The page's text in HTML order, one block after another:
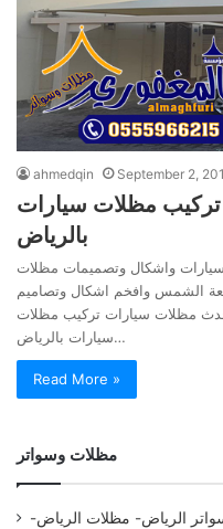
ahmedqin September 2,
مظلات سيارات
بالرياض
واشكال وتصميمات مظلات
الشمس وافخم اشكال وتصاميم
مظلات سيارات تركيب مظلات
سيارات بالرياض…
Read More »
مظلات وسواتر
الرياض- مظلات الرياض-